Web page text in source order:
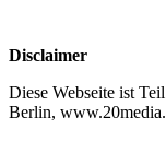
Disclaimer
Diese Webseite ist
Berlin,